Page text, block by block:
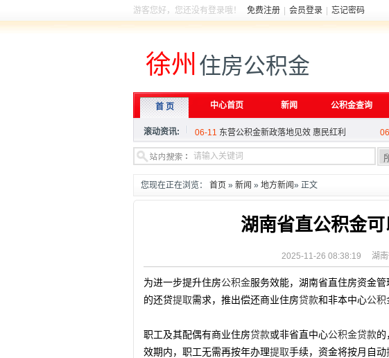
游客您好，您还没有登录哦！ 免费注册 会员登录 忘记密码
徐州 住房公积金
首 页 中心首页 新闻 公积金查询
滚动资讯:
06-11 东营公积金新政落地见效 惠民红利
06-06 住建部就《住房公积金管理条例（修
04-27 多地优化调整住房公积金政策
06-11 东营公积金新政落地见效 惠民红利
06-06 住建部就《住房公积金管理条例（修
04-27 多地优化调整住房公积金政策
您现在正在浏览： 首页 » 新闻 » 地方新闻» 正文
湖南省直公积金
2025-11-26 08:38:19湖
为进一步提升住房公积金服务效能，湖南省直住房资金
的还贷提取需求，推出偿还商业住房贷款和非本中心公积
职工及其配偶有商业住房贷款或非省直中心公积金贷款的
效期内，职工无需再按年办理提取手续，资金将按月自动